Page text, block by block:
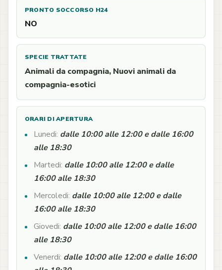
PRONTO SOCCORSO H24
NO
SPECIE TRATTATE
Animali da compagnia, Nuovi animali da
compagnia-esotici
ORARI DI APERTURA
Lunedi: dalle 10:00 alle 12:00 e dalle 16:00
alle 18:30
Martedi: dalle 10:00 alle 12:00 e dalle
16:00 alle 18:30
Mercoledi: dalle 10:00 alle 12:00 e dalle
16:00 alle 18:30
Giovedi: dalle 10:00 alle 12:00 e dalle 16:00
alle 18:30
Venerdi: dalle 10:00 alle 12:00 e dalle 16:00